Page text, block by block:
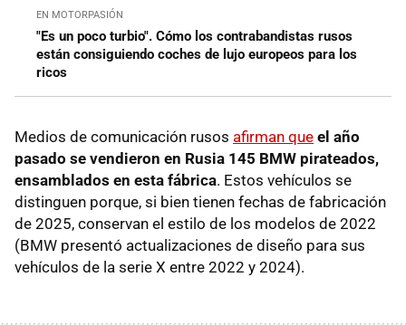
EN MOTORPASIÓN
"Es un poco turbio". Cómo los contrabandistas rusos
están consiguiendo coches de lujo europeos para los
ricos
Medios de comunicación rusos afirman que el año
pasado se vendieron en Rusia 145 BMW pirateados,
ensamblados en esta fábrica. Estos vehículos se
distinguen porque, si bien tienen fechas de fabricación
de 2025, conservan el estilo de los modelos de 2022
(BMW presentó actualizaciones de diseño para sus
vehículos de la serie X entre 2022 y 2024).